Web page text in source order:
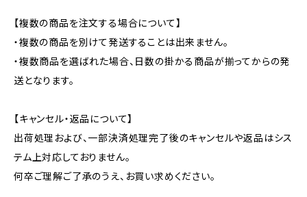
【複数の商品を注文する場合について】
・複数の商品を別けて発送することは出来ません。
・複数商品を選ばれた場合、日数の掛かる商品が揃ってからの発
送となります。
【キャンセル・返品について】
出荷処理および、一部決済処理完了後のキャンセルや返品はシス
テム上対応しておりません。
何卒ご理解ご了承のうえ、お買い求めください。